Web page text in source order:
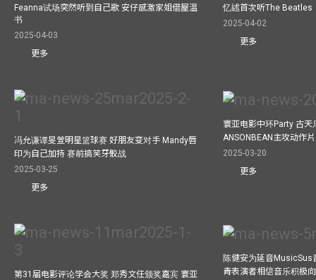
Feanna试场突然听到自己歌 安仔感激家姐借屋温
书
2025-04-03
更多
忆述首次听The Beatles
2025-04-02
更多
冯允谦谭旻萱明星篮球赛 好朋友变对手 Mandy唇
印为自己加持 赛前搞笑牙骹战
2025-03-25
更多
寰亚电影中环Party 古
ANSONBEAN主攻动作
2025-03-20
更多
第31届电影评论学会大奖 郑秀文任颁奖嘉宾 寰亚
陈健安为延音MusicSus
青表演者相信音乐积极